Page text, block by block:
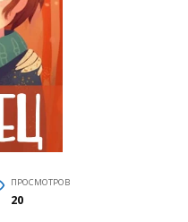
ПРОСМОТРОВ
20